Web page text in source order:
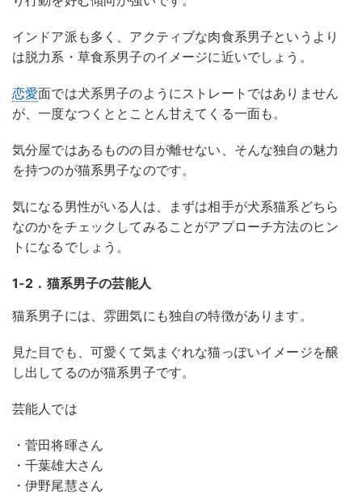
インドア派も多く、アクティブな肉食系男子というより
は脱力系・草食系男子のイメージに近いでしょう。
恋愛面では犬系男子のようにストレートではありません
が、一度なつくととことん甘えてくる一面も。
気分屋ではあるものの目が離せない、そんな独自の魅力
を持つのが猫系男子なのです。
気になる男性がいる人は、まずは相手が犬系猫系どちら
なのかをチェックしてみることがアプローチ方法のヒン
トになるでしょう。
1-2．猫系男子の芸能人
猫系男子には、雰囲気にも独自の特徴があります。
見た目でも、可愛くて気まぐれな猫っぽいイメージを醸
し出してるのが猫系男子です。
芸能人では
・菅田将暉さん
・千葉雄大さん
・伊野尾慧さん